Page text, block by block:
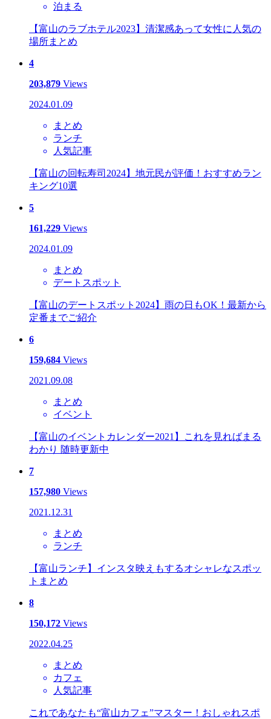
泊まる
【富山のラブホテル2023】清潔感あって女性に人気の
場所まとめ
4
203,879 Views
2024.01.09
まとめ
ランチ
人気記事
【富山の回転寿司2024】地元民が評価！おすすめラン
キング10選
5
161,229 Views
2024.01.09
まとめ
デートスポット
【富山のデートスポット2024】雨の日もOK！最新から
定番までご紹介
6
159,684 Views
2021.09.08
まとめ
イベント
【富山のイベントカレンダー2021】これを見ればまる
わかり 随時更新中
7
157,980 Views
2021.12.31
まとめ
ランチ
【富山ランチ】インスタ映えもするオシャレなスポッ
トまとめ
8
150,172 Views
2022.04.25
まとめ
カフェ
人気記事
これであなたも“富山カフェ”マスター！おしゃれスポ